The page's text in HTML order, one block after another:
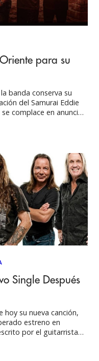
para su
banda conserva su
del Samurai Eddie
complace en anunciar
larga duración
Single Después
hoy su nueva canción,
estreno en
por el guitarrista
por el bajista